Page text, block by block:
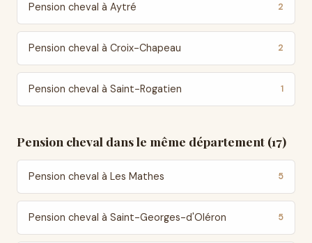
Pension cheval à Aytré 2
Pension cheval à Croix-Chapeau 2
Pension cheval à Saint-Rogatien 1
Pension cheval dans le même département (17)
Pension cheval à Les Mathes 5
Pension cheval à Saint-Georges-d'Oléron 5